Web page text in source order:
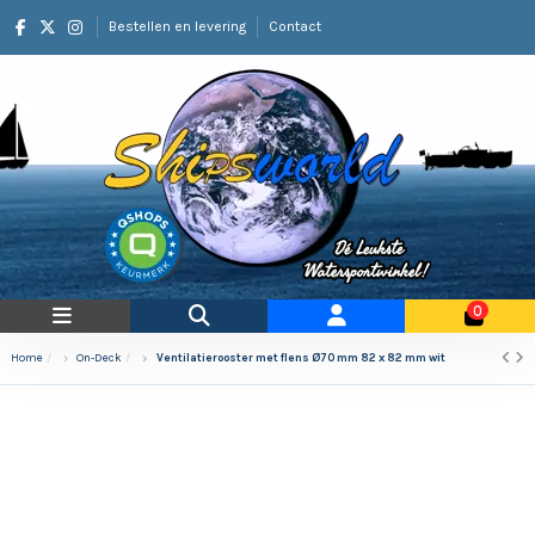
Bestellen en levering Contact
0
Home On-Deck Ventilatierooster met flens Ø70 mm 82 x 82 mm wit